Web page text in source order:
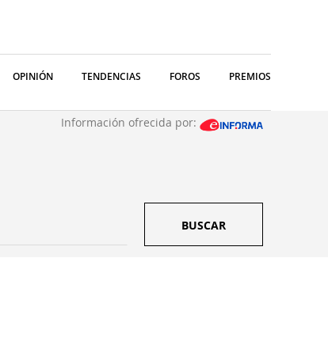
OPINIÓN TENDENCIAS FOROS PREMIOS
Información ofrecida por:
BUSCAR